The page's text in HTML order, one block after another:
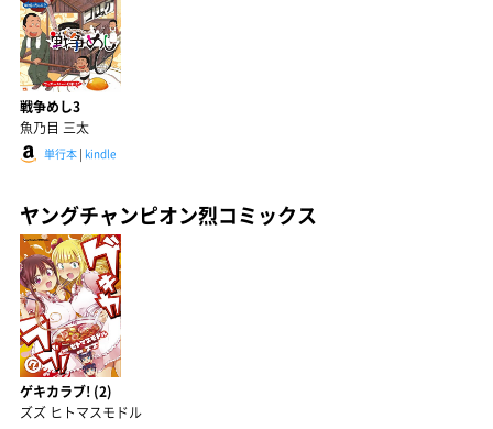
戦争めし3
魚乃目 三太
単行本 | kindle
ヤングチャンピオン烈コミックス
ゲキカラブ! (2)
ズズ ヒトマスモドル